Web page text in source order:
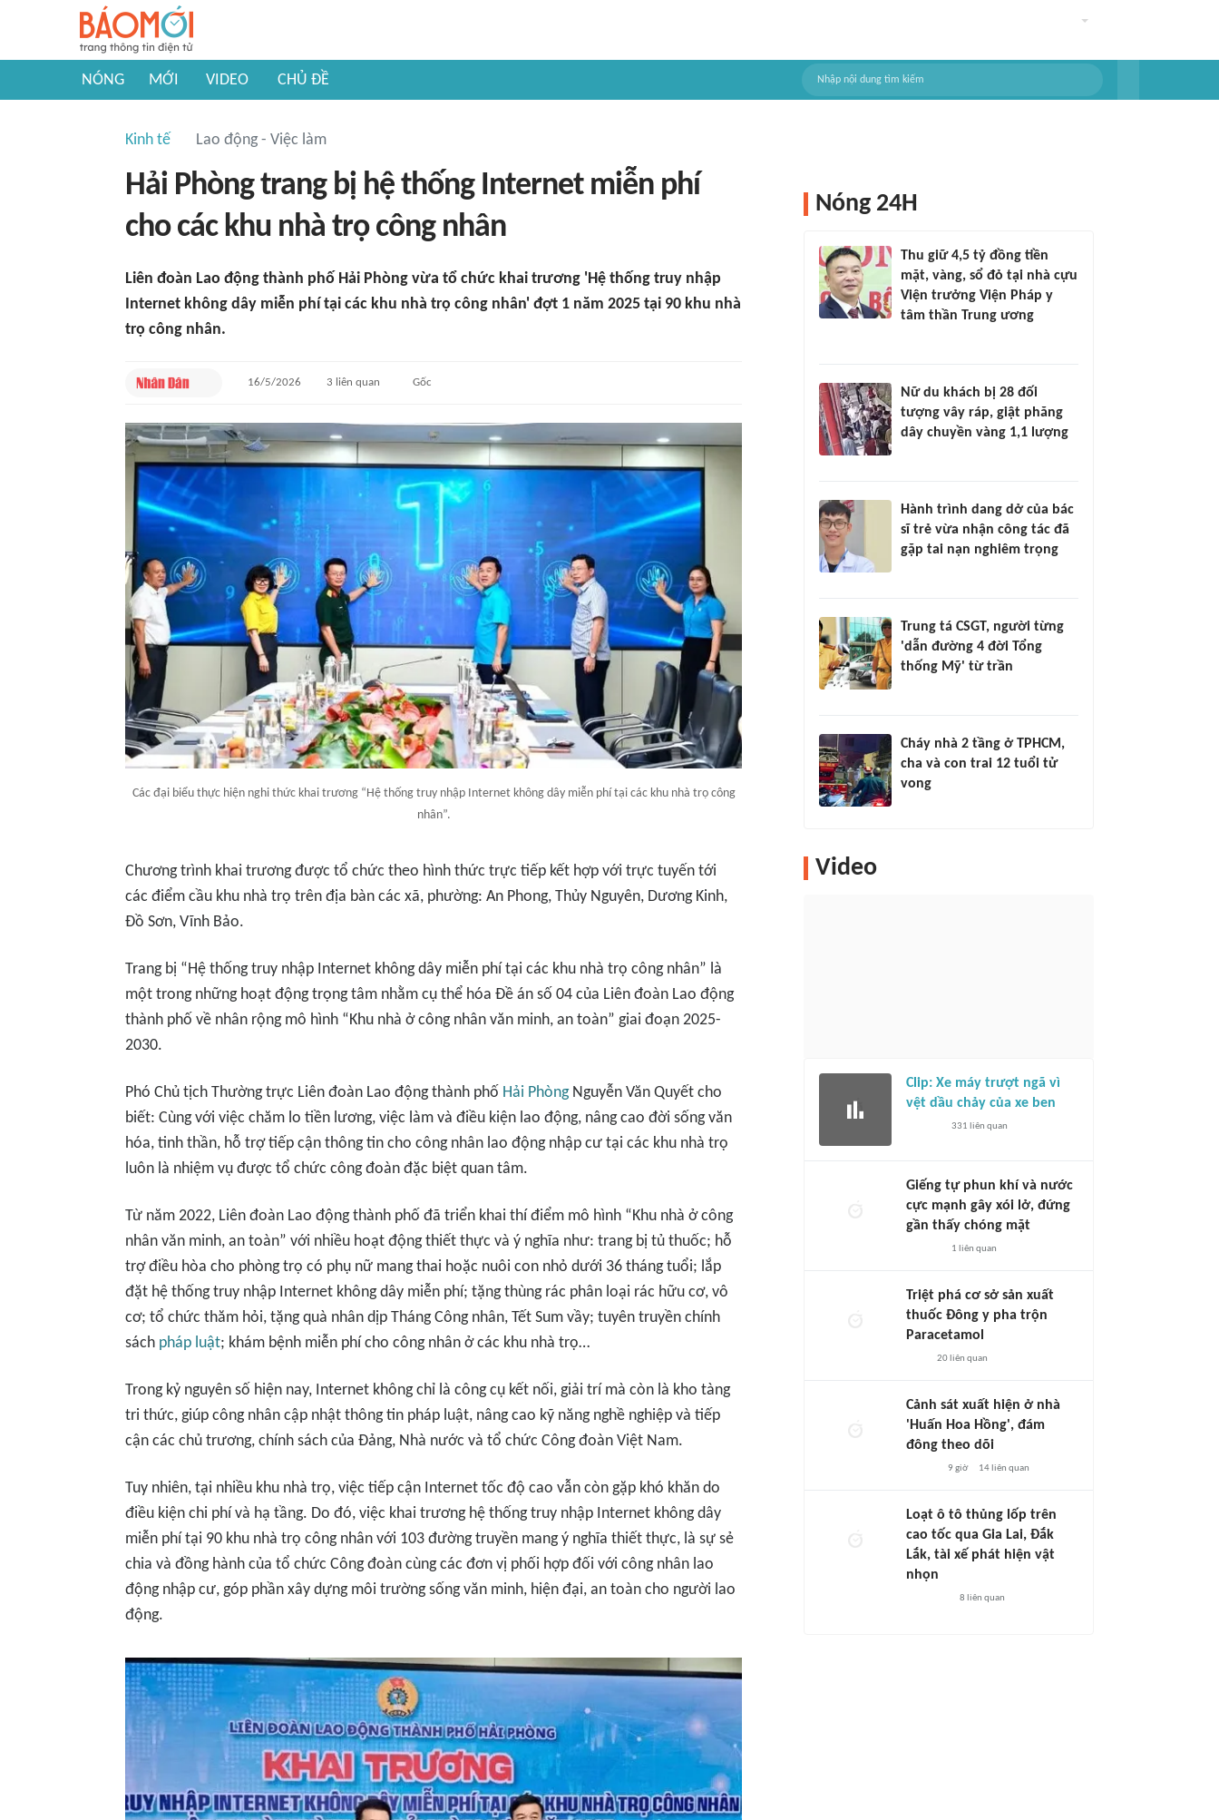
NÓNG MỚI VIDEO CHỦ ĐỀ
Kinh tế Lao động - Việc làm
Hải Phòng trang bị hệ thống Internet miễn phí
cho các khu nhà trọ công nhân
Liên đoàn Lao động thành phố Hải Phòng vừa tổ chức khai trương 'Hệ thống truy nhập
Internet không dây miễn phí tại các khu nhà trọ công nhân' đợt 1 năm 2025 tại 90 khu nhà
trọ công nhân.
16/5/2026 3 liên quan Gốc
Các đại biểu thực hiện nghi thức khai trương “Hệ thống truy nhập Internet không dây miễn phí tại các khu nhà trọ công
nhân”.
Chương trình khai trương được tổ chức theo hình thức trực tiếp kết hợp với trực tuyến tới
các điểm cầu khu nhà trọ trên địa bàn các xã, phường: An Phong, Thủy Nguyên, Dương Kinh,
Đồ Sơn, Vĩnh Bảo.
Trang bị “Hệ thống truy nhập Internet không dây miễn phí tại các khu nhà trọ công nhân” là
một trong những hoạt động trọng tâm nhằm cụ thể hóa Đề án số 04 của Liên đoàn Lao động
thành phố về nhân rộng mô hình “Khu nhà ở công nhân văn minh, an toàn” giai đoạn 2025-
2030.
Phó Chủ tịch Thường trực Liên đoàn Lao động thành phố Hải PhòngNguyễn Văn Quyết cho
biết: Cùng với việc chăm lo tiền lương, việc làm và điều kiện lao động, nâng cao đời sống văn
hóa, tinh thần, hỗ trợ tiếp cận thông tin cho công nhân lao động nhập cư tại các khu nhà trọ
luôn là nhiệm vụ được tổ chức công đoàn đặc biệt quan tâm.
Từ năm 2022, Liên đoàn Lao động thành phố đã triển khai thí điểm mô hình “Khu nhà ở công
nhân văn minh, an toàn” với nhiều hoạt động thiết thực và ý nghĩa như: trang bị tủ thuốc; hỗ
trợ điều hòa cho phòng trọ có phụ nữ mang thai hoặc nuôi con nhỏ dưới 36 tháng tuổi; lắp
đặt hệ thống truy nhập Internet không dây miễn phí; tặng thùng rác phân loại rác hữu cơ, vô
cơ; tổ chức thăm hỏi, tặng quà nhân dịp Tháng Công nhân, Tết Sum vầy; tuyên truyền chính
sách pháp luật; khám bệnh miễn phí cho công nhân ở các khu nhà trọ…
Trong kỷ nguyên số hiện nay, Internet không chỉ là công cụ kết nối, giải trí mà còn là kho tàng
tri thức, giúp công nhân cập nhật thông tin pháp luật, nâng cao kỹ năng nghề nghiệp và tiếp
cận các chủ trương, chính sách của Đảng, Nhà nước và tổ chức Công đoàn Việt Nam.
Tuy nhiên, tại nhiều khu nhà trọ, việc tiếp cận Internet tốc độ cao vẫn còn gặp khó khăn do
điều kiện chi phí và hạ tầng. Do đó, việc khai trương hệ thống truy nhập Internet không dây
miễn phí tại 90 khu nhà trọ công nhân với 103 đường truyền mang ý nghĩa thiết thực, là sự sẻ
chia và đồng hành của tổ chức Công đoàn cùng các đơn vị phối hợp đối với công nhân lao
động nhập cư, góp phần xây dựng môi trường sống văn minh, hiện đại, an toàn cho người lao
động.
Nóng 24H
Thu giữ 4,5 tỷ đồng tiền
mặt, vàng, sổ đỏ tại nhà cựu
Viện trưởng Viện Pháp y
tâm thần Trung ương
Nữ du khách bị 28 đối
tượng vây ráp, giật phăng
dây chuyền vàng 1,1 lượng
Hành trình dang dở của bác
sĩ trẻ vừa nhận công tác đã
gặp tai nạn nghiêm trọng
Trung tá CSGT, người từng
'dẫn đường 4 đời Tổng
thống Mỹ' từ trần
Cháy nhà 2 tầng ở TPHCM,
cha và con trai 12 tuổi tử
vong
Video
Clip: Xe máy trượt ngã vì
vệt dầu chảy của xe ben
331 liên quan
Giếng tự phun khí và nước
cực mạnh gây xói lở, đứng
gần thấy chóng mặt
1 liên quan
Triệt phá cơ sở sản xuất
thuốc Đông y pha trộn
Paracetamol
20liên quan
Cảnh sát xuất hiện ở nhà
'Huấn Hoa Hồng', đám
đông theo dõi
9 giờ 14liên quan
Loạt ô tô thủng lốp trên
cao tốc qua Gia Lai, Đắk
Lắk, tài xế phát hiện vật
nhọn
8 liên quan